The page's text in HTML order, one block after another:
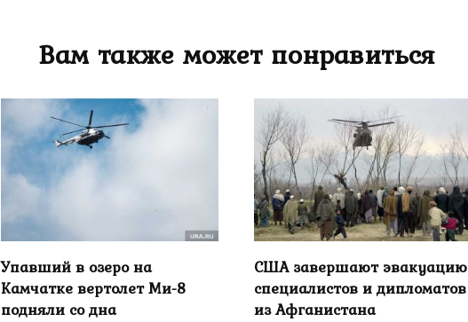
Вам также может понравиться
Упавший в озеро на
Камчатке вертолет Ми-8
подняли со дна
США завершают эвакуацию
специалистов и дипломатов
из Афганистана